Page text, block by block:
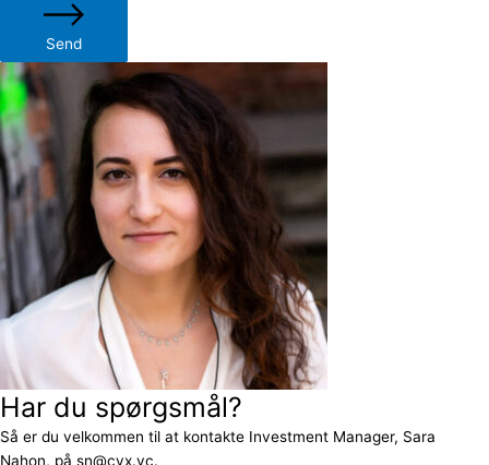
Send
Har du spørgsmål?
Så er du velkommen til at kontakte Investment Manager, Sara
Nahon, på sn@cvx.vc.